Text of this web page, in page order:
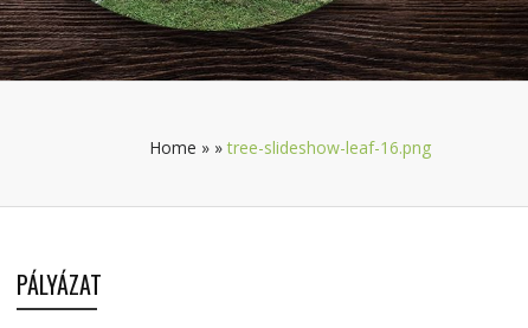
Home » »tree-slideshow-leaf-16.png
PÁLYÁZAT